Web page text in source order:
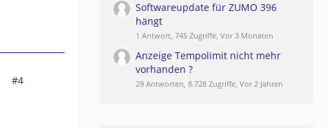
#4
Softwareupdate für ZUMO 396
hängt
1 Antwort, 745 Zugriffe, Vor 3 Monaten
Anzeige Tempolimit nicht mehr
vorhanden ?
29 Antworten, 8.728 Zugriffe, Vor 2 Jahren